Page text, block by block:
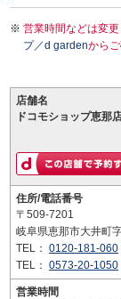
営業時間などは変
プ／d gardenからご
店舗名
ドコモショップ恵那
住所/電話番号
〒509-7201
岐阜県恵那市大井町
TEL： 0120-181-060
TEL： 0573-20-1050
営業時間